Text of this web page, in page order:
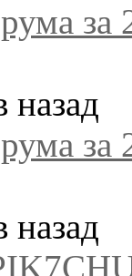
за
назад
за
назад